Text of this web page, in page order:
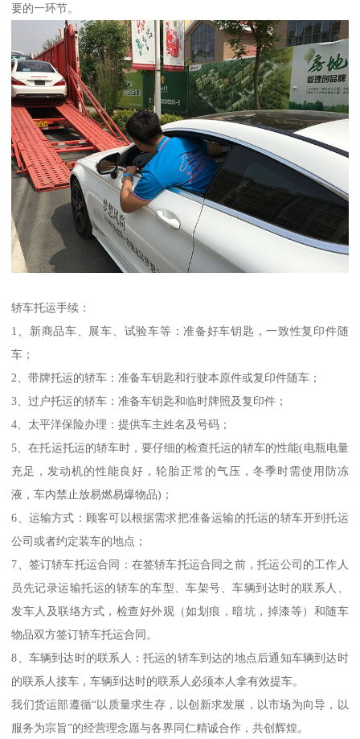
要的一环节。
轿车托运手续：
1、新商品车、展车、试验车等：准备好车钥匙，一致性复印件随
车；
2、带牌托运的轿车：准备车钥匙和行驶本原件或复印件随车；
3、过户托运的轿车：准备车钥匙和临时牌照及复印件；
4、太平洋保险办理：提供车主姓名及号码；
5、在托运托运的轿车时，要仔细的检查托运的轿车的性能(电瓶电量
充足，发动机的性能良好，轮胎正常的气压，冬季时需使用防冻
液，车内禁止放易燃易爆物品)；
6、运输方式：顾客可以根据需求把准备运输的托运的轿车开到托运
公司或者约定装车的地点；
7、签订轿车托运合同：在签轿车托运合同之前，托运公司的工作人
员先记录运输托运的轿车的车型、车架号、车辆到达时的联系人、
发车人及联络方式，检查好外观（如划痕，暗坑，掉漆等）和随车
物品双方签订轿车托运合同。
8、车辆到达时的联系人：托运的轿车到达的地点后通知车辆到达时
的联系人接车，车辆到达时的联系人必须本人拿有效提车。
我们货运部遵循“以质量求生存，以创新求发展，以市场为向导，以
服务为宗旨”的经营理念愿与各界同仁精诚合作，共创辉煌。